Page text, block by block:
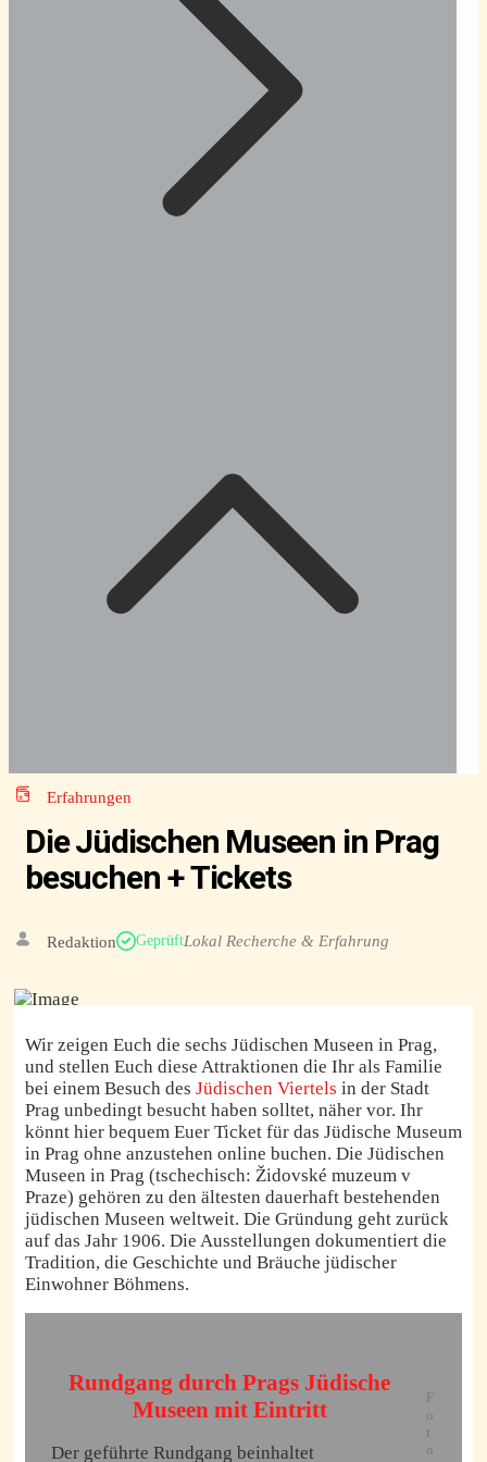
Erfahrungen
Die Jüdischen Museen in Prag
besuchen + Tickets
Redaktion GeprüftLokal Recherche & Erfahrung
Wir zeigen Euch die sechs Jüdischen Museen in Prag,
und stellen Euch diese Attraktionen die Ihr als Familie
bei einem Besuch des Jüdischen Viertels in der Stadt
Prag unbedingt besucht haben solltet, näher vor. Ihr
könnt hier bequem Euer Ticket für das Jüdische Museum
in Prag ohne anzustehen online buchen. Die Jüdischen
Museen in Prag (tschechisch: Židovské muzeum v
Praze) gehören zu den ältesten dauerhaft bestehenden
jüdischen Museen weltweit. Die Gründung geht zurück
auf das Jahr 1906. Die Ausstellungen dokumentiert die
Tradition, die Geschichte und Bräuche jüdischer
Einwohner Böhmens.
F
o
t
o
Rundgang durch Prags Jüdische
Museen mit Eintritt
Der geführte Rundgang beinhaltet